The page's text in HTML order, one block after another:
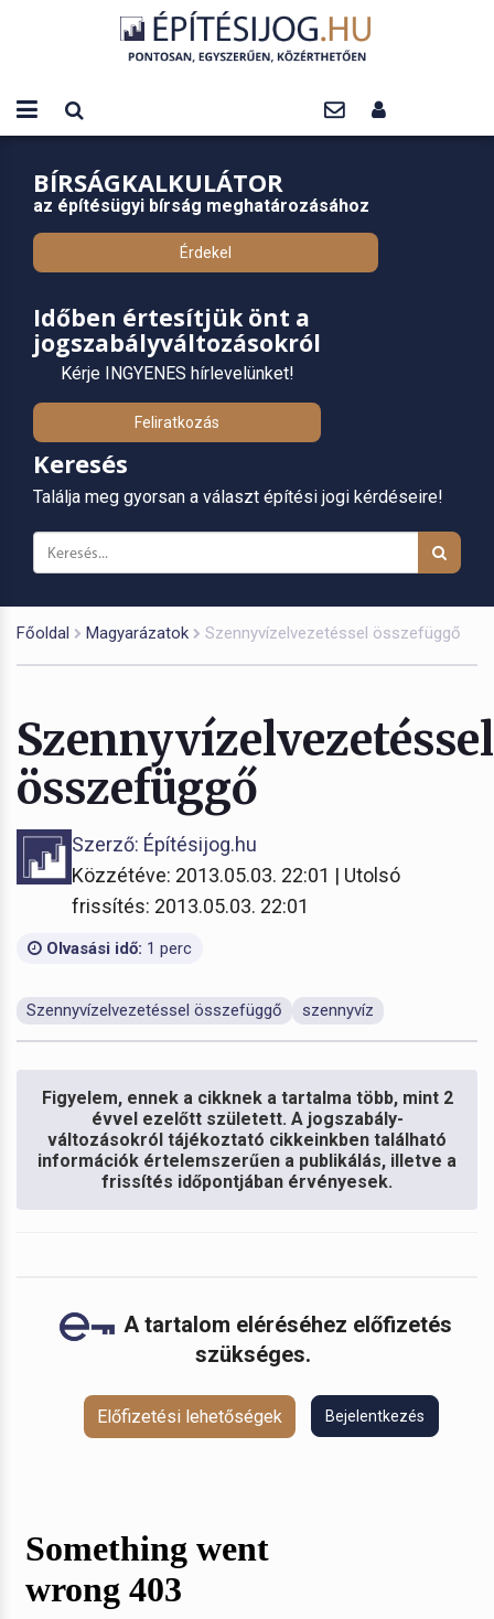
BÍRSÁGKALKULÁTOR
az építésügyi bírság meghatározásához
Érdekel
Időben értesítjük önt a
jogszabályváltozásokról
Kérje INGYENES hírlevelünket!
Feliratkozás
Keresés
Találja meg gyorsan a választ építési jogi kérdéseire!
Főoldal Magyarázatok Szennyvízelvezetéssel összefüggő
Szennyvízelvezetéssel
összefüggő
Szerző: Építésijog.hu
Közzétéve: 2013.05.03. 22:01 | Utolsó
frissítés: 2013.05.03. 22:01
Olvasási idő: 1 perc
Szennyvízelvezetéssel összefüggő szennyvíz
Figyelem, ennek a cikknek a tartalma több, mint 2
évvel ezelőtt született. A jogszabály-
változásokról tájékoztató cikkeinkben található
információk értelemszerűen a publikálás, illetve a
frissítés időpontjában érvényesek.
A tartalom eléréséhez előfizetés
szükséges.
Előfizetési lehetőségek Bejelentkezés